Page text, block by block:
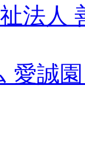
法人
愛誠